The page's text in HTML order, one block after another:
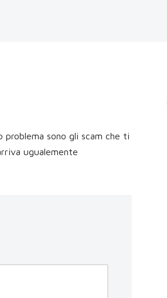
sono gli scam che ti
ugualemente